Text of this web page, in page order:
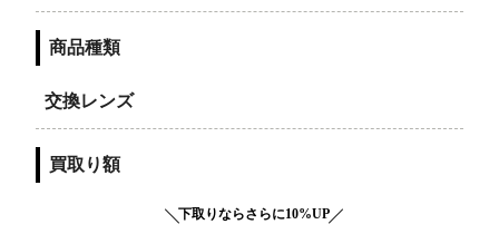
商品種類
交換レンズ
買取り額
下取りならさらに10%UP